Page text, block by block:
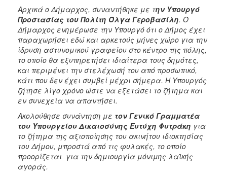
Αρχικά ο Δήμαρχος, συναντήθηκε με την Υπουργό
Προστασίας του Πολίτη Όλγα Γεροβασίλη. Ο
Δήμαρχος ενημέρωσε την Υπουργό ότι ο Δήμος έχει
παραχωρήσει εδώ και αρκετούς μήνες χώρο για την
ίδρυση αστυνομικού γραφείου στο κέντρο της πόλης,
το οποίο θα εξυπηρετήσει ιδιαίτερα τους δημότες,
και περιμένει την στελέχωσή του από προσωπικό,
κάτι που δεν έχει συμβεί μέχρι σήμερα. Η Υπουργός
ζήτησε λίγο χρόνο ώστε να εξετάσει το ζήτημα και
εν συνεχεία να απαντήσει.
Ακολούθησε συνάντηση με τον Γενικό Γραμματέα
του Υπουργείου Δικαιοσύνης Ευτύχη Φυτράκη για
το ζήτημα της αξιοποίησης του ακινήτου ιδιοκτησίας
του Δήμου, μπροστά από τις φυλακές, το οποίο
προορίζεται για την δημιουργία μόνιμης λαϊκής
αγοράς.